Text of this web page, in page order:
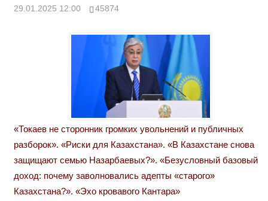
29.01.2025 12:00 45874
«Токаев не сторонник громких увольнений и публичных
разборок». «Риски для Казахстана». «В Казахстане снова
защищают семью Назарбаевых?». «Безусловный базовый
доход: почему заволновались адепты «старого»
Казахстана?». «Эхо кровавого Кантара»